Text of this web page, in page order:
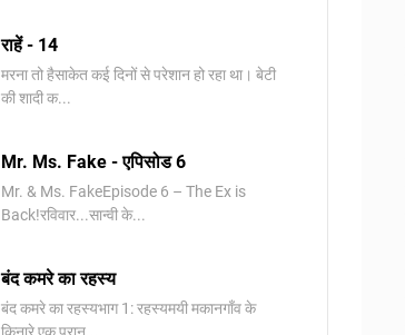
राहें - 14
मरना तो हैसाकेत कई दिनों से परेशान हो रहा था। बेटी
की शादी क...
Mr. Ms. Fake - एपिसोड 6
Mr. & Ms. FakeEpisode 6 – The Ex is
Back!रविवार...सान्वी के...
बंद कमरे का रहस्य
बंद कमरे का रहस्यभाग 1: रहस्यमयी मकानगाँव के